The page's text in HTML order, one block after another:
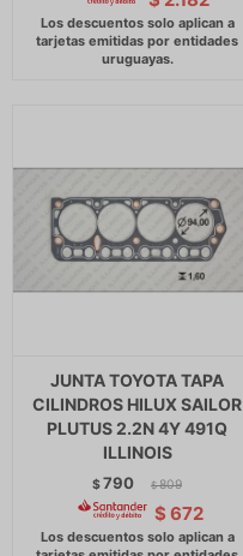
JUNTA TOYOTA TAPA
CILINDROS HILUX SAILOR
PLUTUS 2.2N 4Y 491Q
ILLINOIS
$790 $ 809
$ 672